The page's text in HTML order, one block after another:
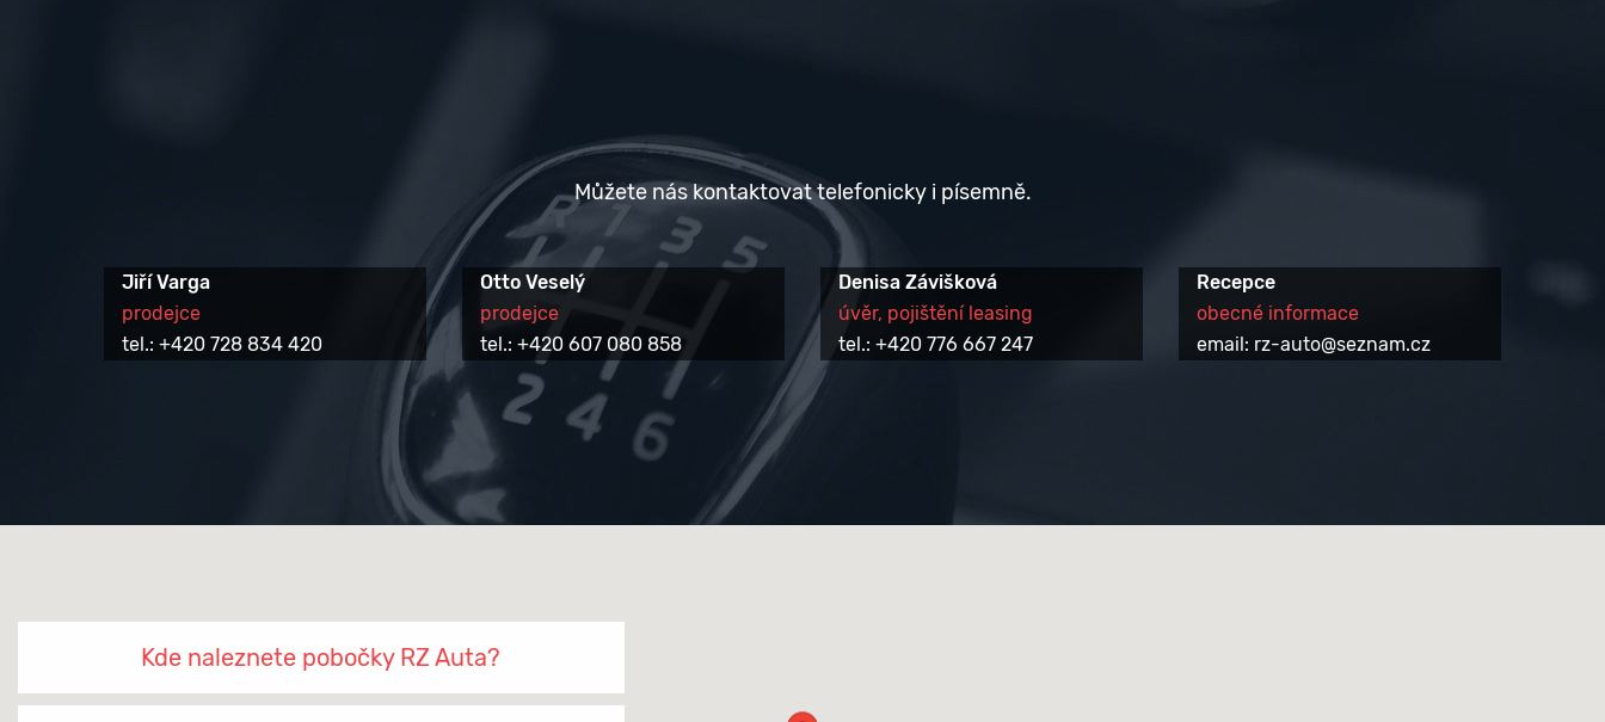
Můžete nás kontaktovat telefonicky i písemně.
Jiří Varga
prodejce
tel.: +420 728 834 420
Otto Veselý
prodejce
tel.: +420 607 080 858
Denisa Závišková
úvěr, pojištění leasing
tel.: +420 776 667 247
Recepce
obecné informace
email: rz-auto@seznam.cz
Kde naleznete pobočky RZ Auta?